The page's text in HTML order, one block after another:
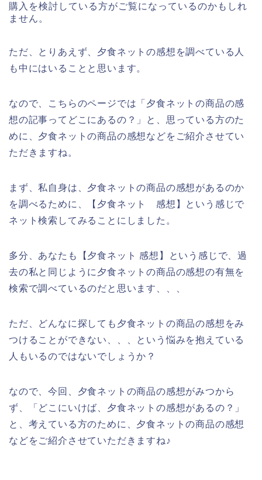
購入を検討している方がご覧になっているのかもしれ
ません。
ただ、とりあえず、夕食ネットの感想を調べている人
も中にはいることと思います。
なので、こちらのページでは「夕食ネットの商品の感
想の記事ってどこにあるの？」と、思っている方のた
めに、夕食ネットの商品の感想などをご紹介させてい
ただきますね。
まず、私自身は、夕食ネットの商品の感想があるのか
を調べるために、【夕食ネット 感想】という感じで
ネット検索してみることにしました。
多分、あなたも【夕食ネット 感想】という感じで、過
去の私と同じように夕食ネットの商品の感想の有無を
検索で調べているのだと思います、、、
ただ、どんなに探しても夕食ネットの商品の感想をみ
つけることができない、、、という悩みを抱えている
人もいるのではないでしょうか？
なので、今回、夕食ネットの商品の感想がみつから
ず、「どこにいけば、夕食ネットの感想があるの？」
と、考えている方のために、夕食ネットの商品の感想
などをご紹介させていただきますね♪